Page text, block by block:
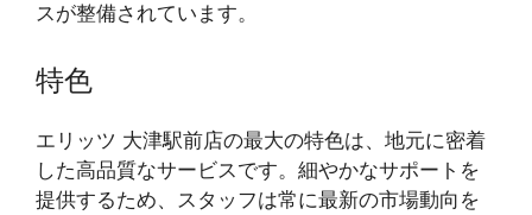
スが整備されています。
特色
エリッツ 大津駅前店の最大の特色は、地元に密着
した高品質なサービスです。細やかなサポートを
提供するため、スタッフは常に最新の市場動向を